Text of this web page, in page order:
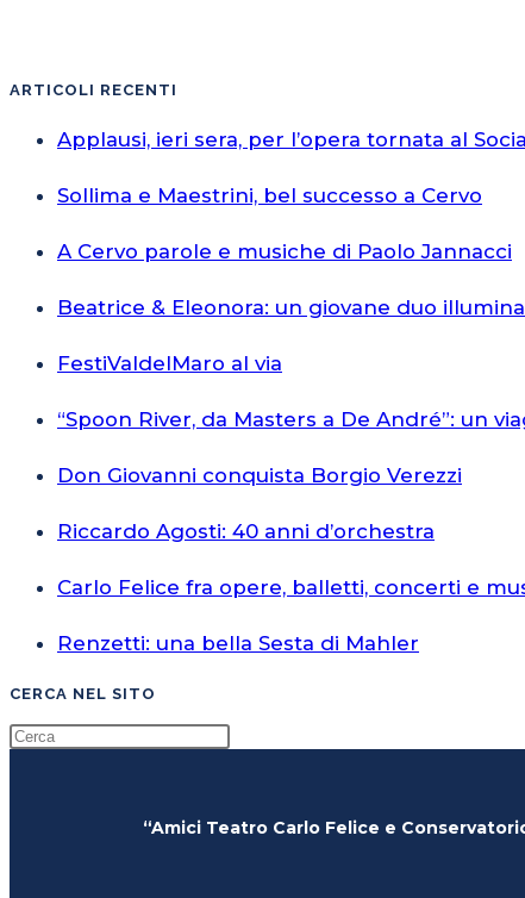
ARTICOLI RECENTI
Applausi, ieri sera, per l’opera tornata al
Sollima e Maestrini, bel successo a Cervo
A Cervo parole e musiche di Paolo Jannacci
Beatrice & Eleonora: un giovane duo
FestiValdelMaro al via
“Spoon River, da Masters a De André”: un
Don Giovanni conquista Borgio Verezzi
Riccardo Agosti: 40 anni d’orchestra
Carlo Felice fra opere, balletti, concerti e
Renzetti: una bella Sesta di Mahler
CERCA NEL SITO
“Amici Teatro Carlo Felice e